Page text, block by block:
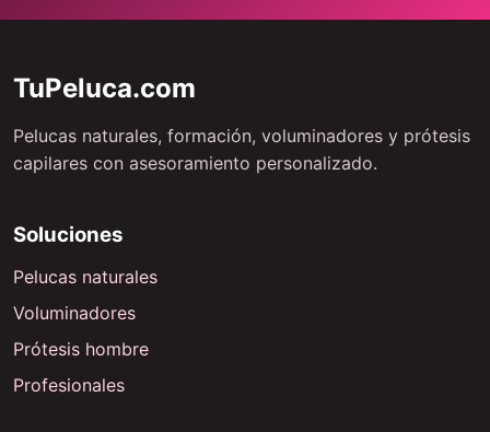
TuPeluca.com
Pelucas naturales, formación, voluminadores y prótesis
capilares con asesoramiento personalizado.
Soluciones
Pelucas naturales
Voluminadores
Prótesis hombre
Profesionales